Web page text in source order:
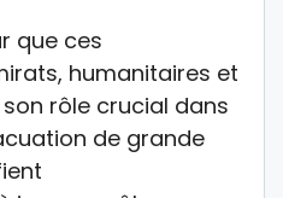
que ces
humanitaires et
rôle crucial dans
de grande